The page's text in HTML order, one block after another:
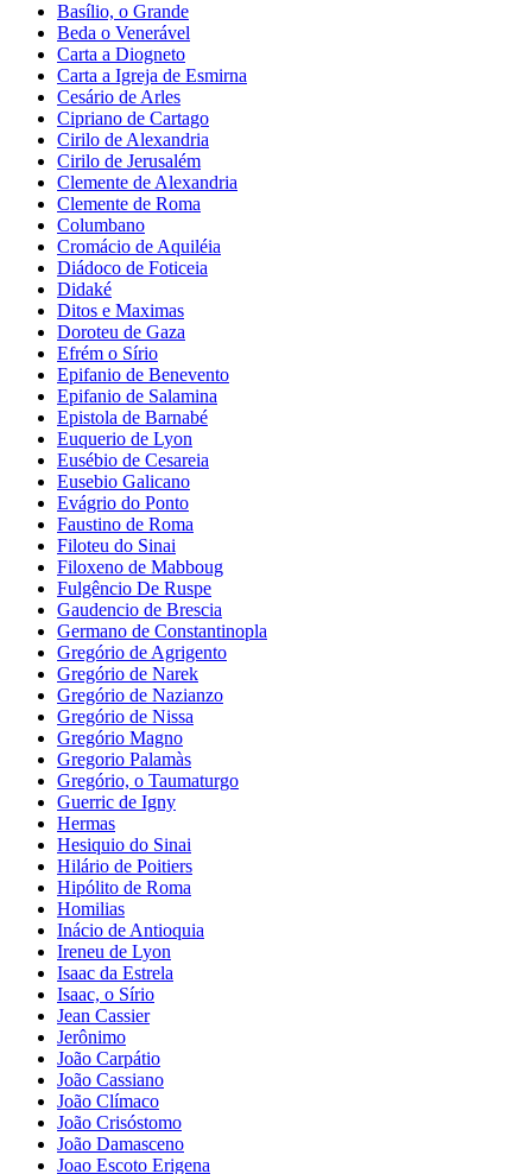
Basílio, o Grande
Beda o Venerável
Carta a Diogneto
Carta a Igreja de Esmirna
Cesário de Arles
Cipriano de Cartago
Cirilo de Alexandria
Cirilo de Jerusalém
Clemente de Alexandria
Clemente de Roma
Columbano
Cromácio de Aquiléia
Diádoco de Foticeia
Didaké
Ditos e Maximas
Doroteu de Gaza
Efrém o Sírio
Epifanio de Benevento
Epifanio de Salamina
Epistola de Barnabé
Euquerio de Lyon
Eusébio de Cesareia
Eusebio Galicano
Evágrio do Ponto
Faustino de Roma
Filoteu do Sinai
Filoxeno de Mabboug
Fulgêncio De Ruspe
Gaudencio de Brescia
Germano de Constantinopla
Gregório de Agrigento
Gregório de Narek
Gregório de Nazianzo
Gregório de Nissa
Gregório Magno
Gregorio Palamàs
Gregório, o Taumaturgo
Guerric de Igny
Hermas
Hesiquio do Sinai
Hilário de Poitiers
Hipólito de Roma
Homilias
Inácio de Antioquia
Ireneu de Lyon
Isaac da Estrela
Isaac, o Sírio
Jean Cassier
Jerônimo
João Carpátio
João Cassiano
João Clímaco
João Crisóstomo
João Damasceno
Joao Escoto Erigena